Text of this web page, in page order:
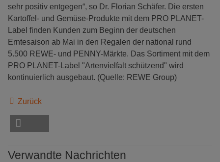
sehr positiv entgegen“, so Dr. Florian Schäfer. Die ersten
Kartoffel- und Gemüse-Produkte mit dem PRO PLANET-
Label finden Kunden zum Beginn der deutschen
Erntesaison ab Mai in den Regalen der national rund
5.500 REWE- und PENNY-Märkte. Das Sortiment mit dem
PRO PLANET-Label "Artenvielfalt schützend" wird
kontinuierlich ausgebaut. (Quelle: REWE Group)
Zurück
Verwandte Nachrichten